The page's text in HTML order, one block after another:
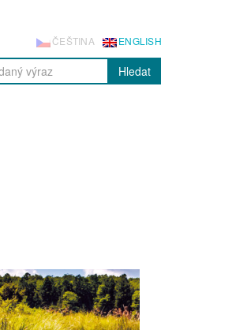
ENGLISH
ČEŠTINA
Hledat